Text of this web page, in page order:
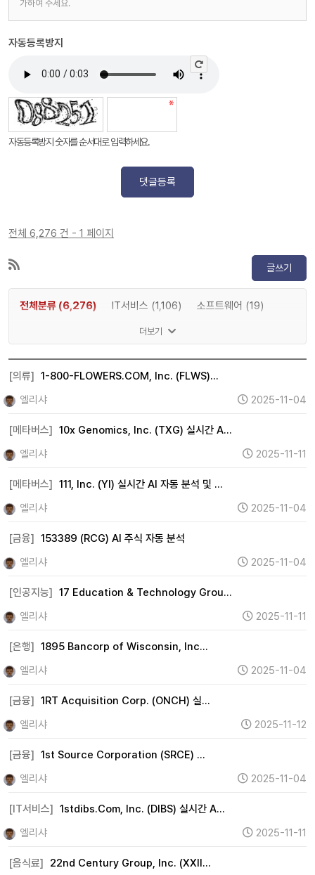
가하여 주세요.
자동등록방지
자동등록방지 숫자를 순서대로 입력하세요.
댓글등록
전체 6,276 건 - 1 페이지
글쓰기
전체분류 (6,276) IT서비스 (1,106)
소프트웨어 (19)
인공지능 (83)
2차전지 (0)
자율주행 (0) 로봇 (0)
우주항공 (2)
자동차 (15)
방위산업 (0)
풍력 (0)
태양광 (0) 에너지 (360)
화학 (18)
철강 (7)
엔터테인먼트 (2)
광고 (0)
웹툰 (0) 여행 (1) 항공 (0)
면세점 (0)
음식료 (154)
더보기
[의류] 1-800-FLOWERS.COM, Inc. (FLWS)…
엘리샤
2025-11-04
[메타버스] 10x Genomics, Inc. (TXG) 실시간 A…
엘리샤
2025-11-11
[메타버스] 111, Inc. (YI) 실시간 AI 자동 분석 및 …
엘리샤
2025-11-04
[금융] 153389 (RCG) AI 주식 자동 분석
엘리샤
2025-11-04
[인공지능] 17 Education & Technology Grou…
엘리샤
2025-11-11
[은행] 1895 Bancorp of Wisconsin, Inc…
엘리샤
2025-11-04
[금융] 1RT Acquisition Corp. (ONCH) 실…
엘리샤
2025-11-12
[금융] 1st Source Corporation (SRCE) …
엘리샤
2025-11-04
[IT서비스] 1stdibs.Com, Inc. (DIBS) 실시간 A…
엘리샤
2025-11-11
[음식료]
22nd Century Group, Inc. (XXII…